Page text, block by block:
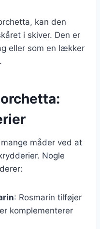
kan den
i skiver. Den er
eller som en lækker
måder ved at
Nogle
: Rosmarin tilføjer
komplementerer